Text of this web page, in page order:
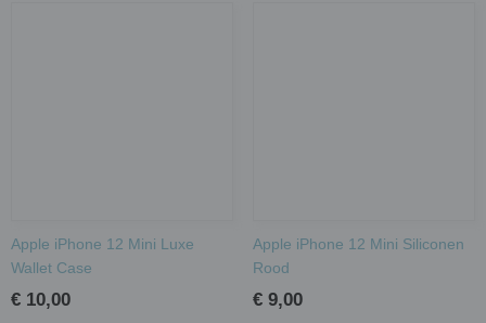
Apple iPhone 12 Mini Luxe
Wallet Case
€ 10,00
Apple iPhone 12 Mini Siliconen
Rood
€ 9,00